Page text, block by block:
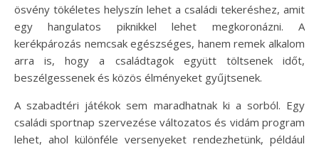
ösvény tökéletes helyszín lehet a családi tekeréshez, amit
egy hangulatos piknikkel lehet megkoronázni. A
kerékpározás nemcsak egészséges, hanem remek alkalom
arra is, hogy a családtagok együtt töltsenek időt,
beszélgessenek és közös élményeket gyűjtsenek.
A szabadtéri játékok sem maradhatnak ki a sorból. Egy
családi sportnap szervezése változatos és vidám program
lehet, ahol különféle versenyeket rendezhetünk, például